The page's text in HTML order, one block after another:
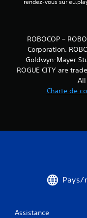
rendez-vous sur
ROBOCOP –
Corporation.
Goldwyn-Mayer
ROGUE CITY are
Charte de
Pays/
Assistance